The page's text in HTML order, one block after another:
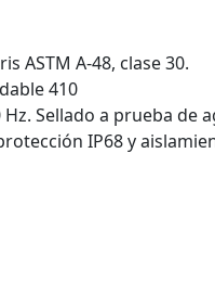
ASTM A-48, clase 30.
410
Sellado a prueba de
IP68 y